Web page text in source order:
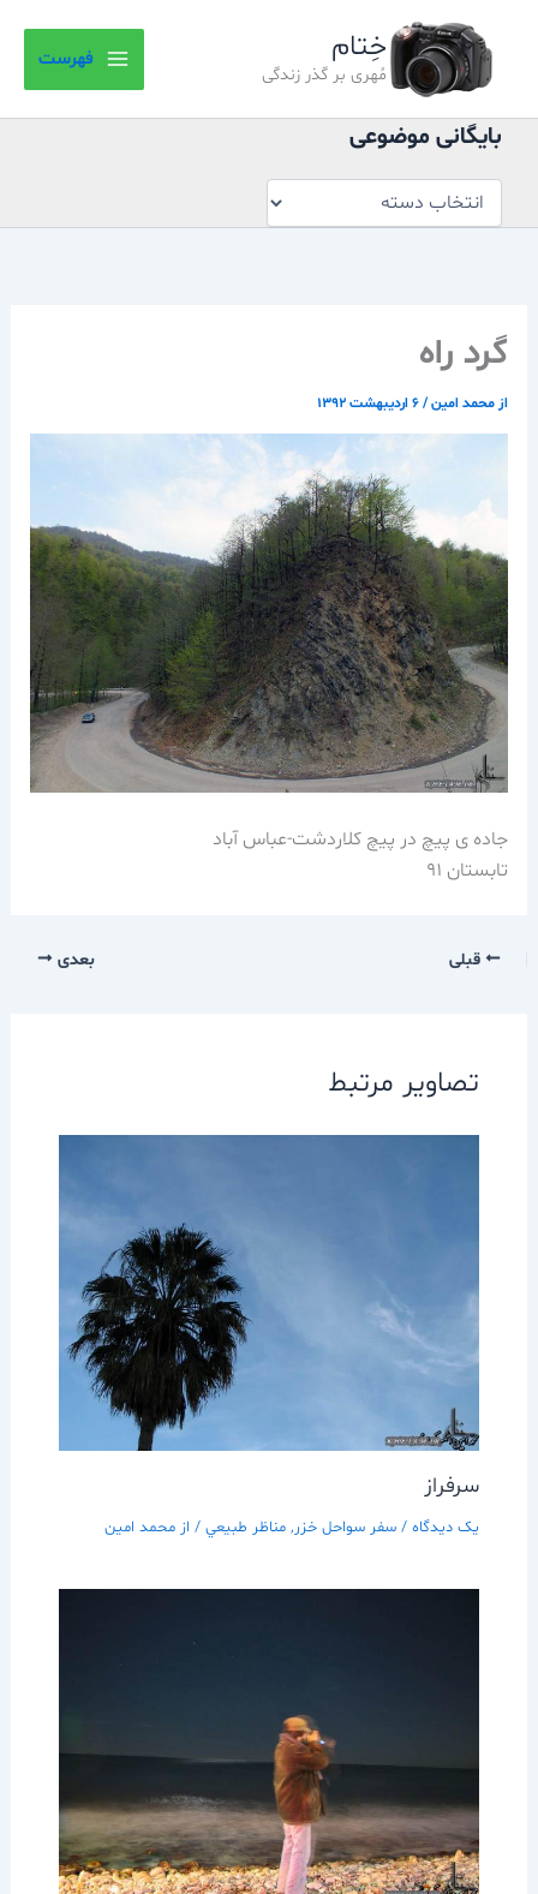
خِتام
مُهری بر گذر زندگی
فهرست
بایگانی موضوعی
موضوعی
گرد راه
از محمد امین/۶ اردیبهشت ۱۳۹۲
جاده ی پیچ در پیچ کلاردشت-عباس آباد
تابستان 91
قبلی بعدی
تصاویر مرتبط
سرفراز
یک دیدگاه / سفر سواحل خزر, مناظر طبيعي/ از محمد امین